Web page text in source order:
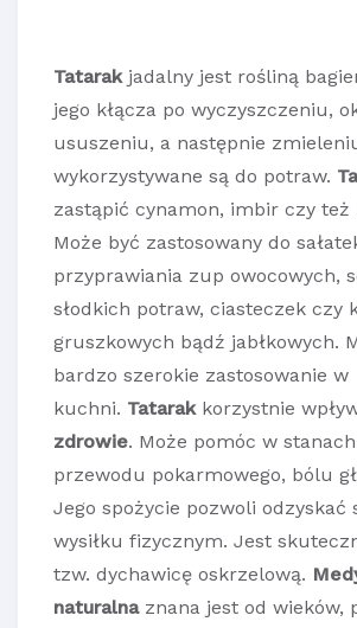
Tatarakjadalny jest rośliną
jego kłącza po wyczyszczeniu,
ususzeniu, a następnie
wykorzystywane są do potraw.
zastąpić cynamon, imbir czy też
Może być zastosowany do
przyprawiania zup owocowych,
słodkich potraw, ciasteczek czy
gruszkowych bądź jabłkowych.
bardzo szerokie zastosowanie w
kuchni. Tatarakkorzystnie
zdrowie. Może pomóc w
przewodu pokarmowego, bólu
Jego spożycie pozwoli odzyskać
wysiłku fizycznym. Jest
tzw. dychawicę oskrzelową.
naturalnaznana jest od wieków,